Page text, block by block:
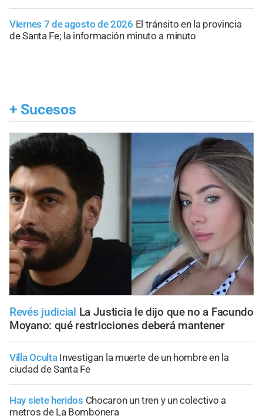
Viernes 7 de agosto de 2026 El tránsito en la provincia
de Santa Fe; la información minuto a minuto
+ Sucesos
Revés judicial La Justicia le dijo que no a Facundo
Moyano: qué restricciones deberá mantener
Villa Oculta Investigan la muerte de un hombre en la
ciudad de Santa Fe
Hay siete heridos Chocaron un tren y un colectivo a
metros de La Bombonera